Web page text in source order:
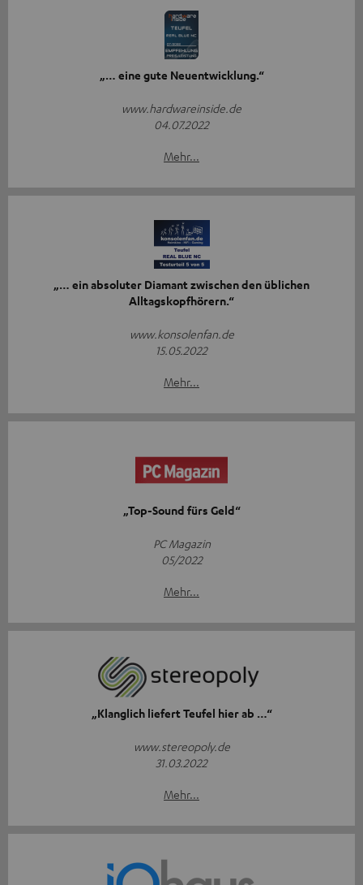
„… eine gute Neuentwicklung.“
www.hardwareinside.de
04.07.2022
Mehr...
„… ein absoluter Diamant zwischen den üblichen
Alltagskopfhörern.“
www.konsolenfan.de
15.05.2022
Mehr...
„Top-Sound fürs Geld“
PC Magazin
05/2022
Mehr...
„Klanglich liefert Teufel hier ab …“
www.stereopoly.de
31.03.2022
Mehr...